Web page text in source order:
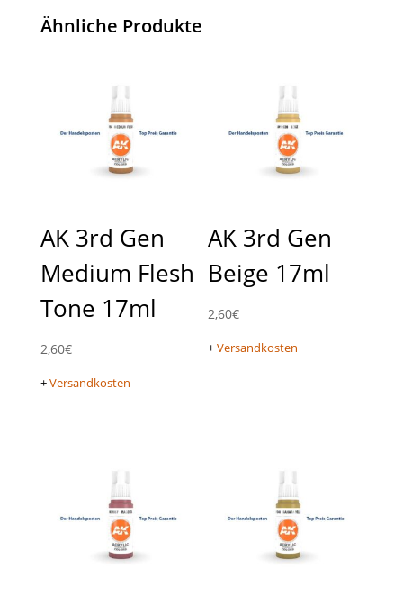
Ähnliche Produkte
AK 3rd Gen
Medium Flesh
Tone 17ml
2,60€
+Versandkosten
AK 3rd Gen
Beige 17ml
2,60€
+Versandkosten